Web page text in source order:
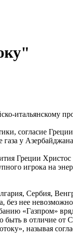
итальянскому
согласие
у
Греции
игрока на
Сербия,
без нее
«Газпром»
в отличие от
называя